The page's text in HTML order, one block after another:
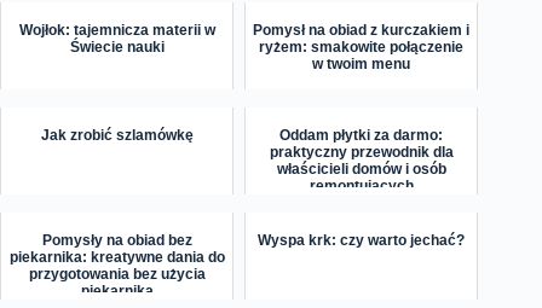
Wojłok: tajemnicza materii w
Świecie nauki
Pomysł na obiad z kurczakiem i
ryżem: smakowite połączenie
w twoim menu
Jak zrobić szlamówkę
Oddam płytki za darmo:
praktyczny przewodnik dla
właścicieli domów i osób
remontujących
Pomysły na obiad bez
piekarnika: kreatywne dania do
przygotowania bez użycia
piekarnika
Wyspa krk: czy warto jechać?